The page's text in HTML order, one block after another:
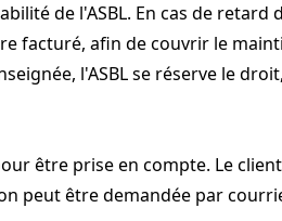
de l'ASBL. En cas de retard
afin de couvrir le
l'ASBL se réserve le
être prise en compte. Le
peut être demandée par